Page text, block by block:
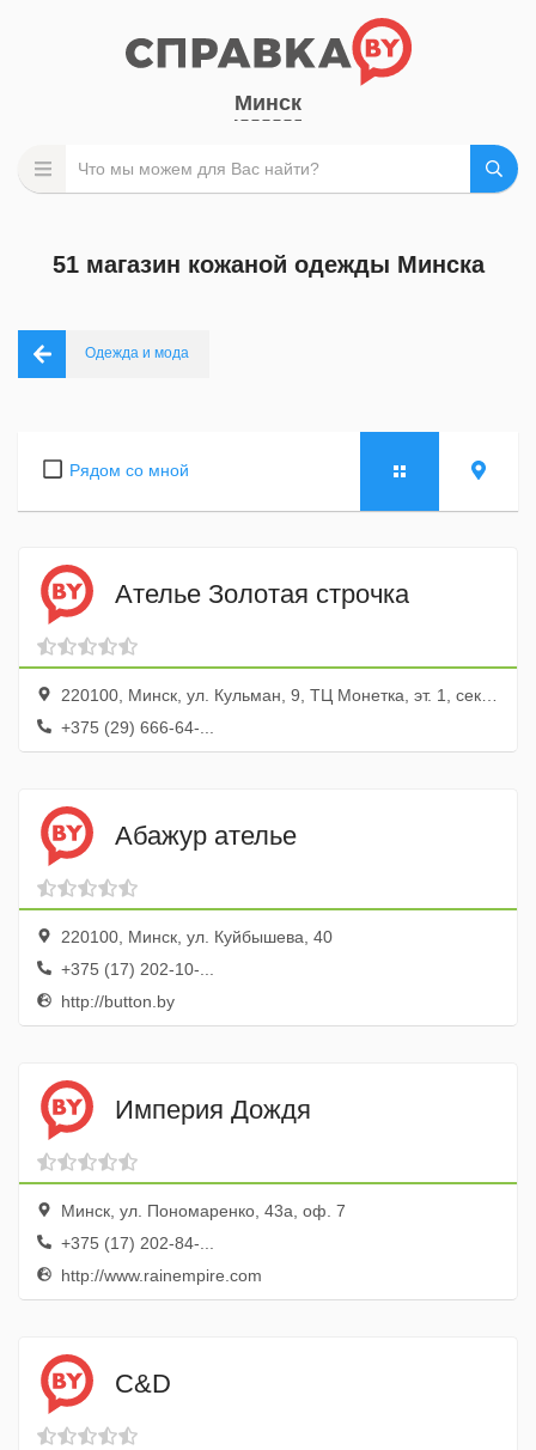
Минск
51 магазин кожаной одежды Минска
Одежда и мода
Рядом со мной
Ателье Золотая строчка
220100, Минск, ул. Кульман, 9, ТЦ Монетка, эт. 1, сектор 15, место 3
+375 (29) 666-64-...
Абажур ателье
220100, Минск, ул. Куйбышева, 40
+375 (17) 202-10-...
http://button.by
Империя Дождя
Минск, ул. Пономаренко, 43а, оф. 7
+375 (17) 202-84-...
http://www.rainempire.com
C&D